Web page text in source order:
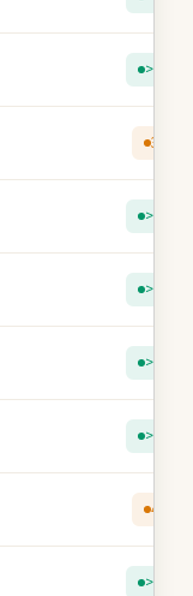
> 5
3
> 5
> 5
> 5
> 5
4
> 5